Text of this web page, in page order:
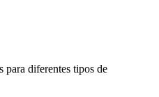
para diferentes tipos de